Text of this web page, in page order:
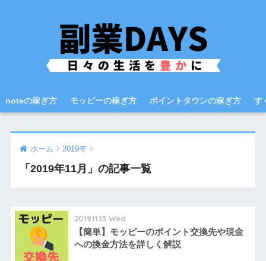
noteの稼ぎ方 モッピーの稼ぎ方 ポイントタウンの稼ぎ方 す
ホーム 2019年
「2019年11月」の記事一覧
2019.11.13 Wed
【簡単】モッピーのポイント交換先や現金
への換金方法を詳しく解説